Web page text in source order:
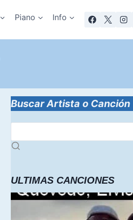
Piano Info
Buscar Artista o Canción
ULTIMAS CANCIONES